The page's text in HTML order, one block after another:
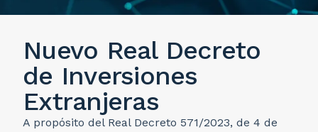
Nuevo Real Decreto
de Inversiones
Extranjeras
A propósito del Real Decreto 571/2023, de 4 de